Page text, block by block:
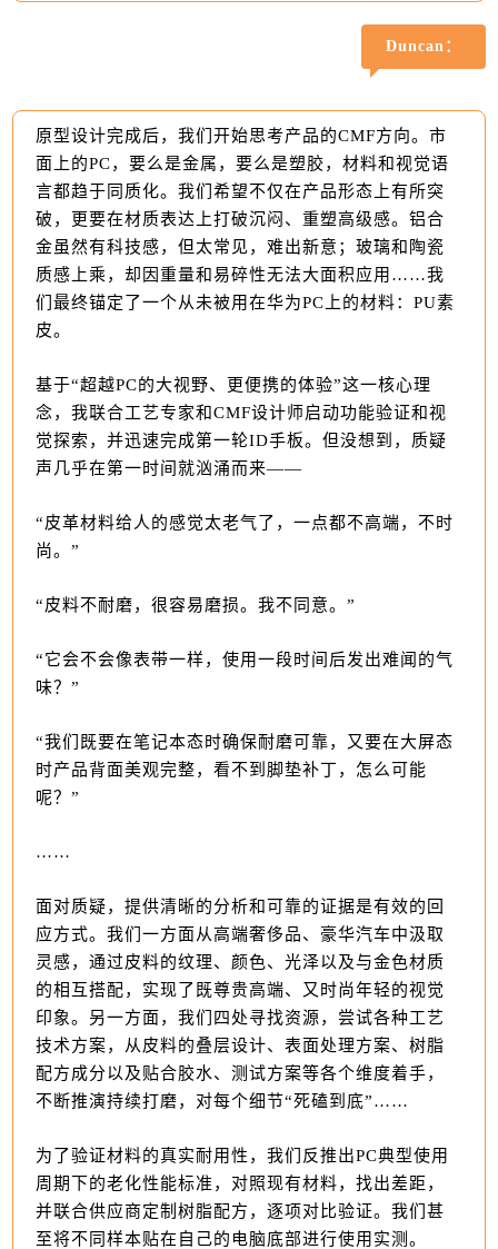
Duncan：
原型设计完成后，我们开始思考产品的CMF方向。市
面上的PC，要么是金属，要么是塑胶，材料和视觉语
言都趋于同质化。我们希望不仅在产品形态上有所突
破，更要在材质表达上打破沉闷、重塑高级感。铝合
金虽然有科技感，但太常见，难出新意；玻璃和陶瓷
质感上乘，却因重量和易碎性无法大面积应用……我
们最终锚定了一个从未被用在华为PC上的材料：PU素
皮。
基于“超越PC的大视野、更便携的体验”这一核心理
念，我联合工艺专家和CMF设计师启动功能验证和视
觉探索，并迅速完成第一轮ID手板。但没想到，质疑
声几乎在第一时间就汹涌而来——
“皮革材料给人的感觉太老气了，一点都不高端，不时
尚。”
“皮料不耐磨，很容易磨损。我不同意。”
“它会不会像表带一样，使用一段时间后发出难闻的气
味？”
“我们既要在笔记本态时确保耐磨可靠，又要在大屏态
时产品背面美观完整，看不到脚垫补丁，怎么可能
呢？”
……
面对质疑，提供清晰的分析和可靠的证据是有效的回
应方式。我们一方面从高端奢侈品、豪华汽车中汲取
灵感，通过皮料的纹理、颜色、光泽以及与金色材质
的相互搭配，实现了既尊贵高端、又时尚年轻的视觉
印象。另一方面，我们四处寻找资源，尝试各种工艺
技术方案，从皮料的叠层设计、表面处理方案、树脂
配方成分以及贴合胶水、测试方案等各个维度着手，
不断推演持续打磨，对每个细节“死磕到底”……
为了验证材料的真实耐用性，我们反推出PC典型使用
周期下的老化性能标准，对照现有材料，找出差距，
并联合供应商定制树脂配方，逐项对比验证。我们甚
至将不同样本贴在自己的电脑底部进行使用实测。